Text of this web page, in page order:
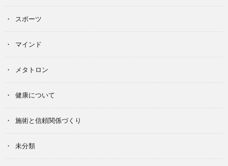
スポーツ
マインド
メタトロン
健康について
施術と信頼関係づくり
未分類